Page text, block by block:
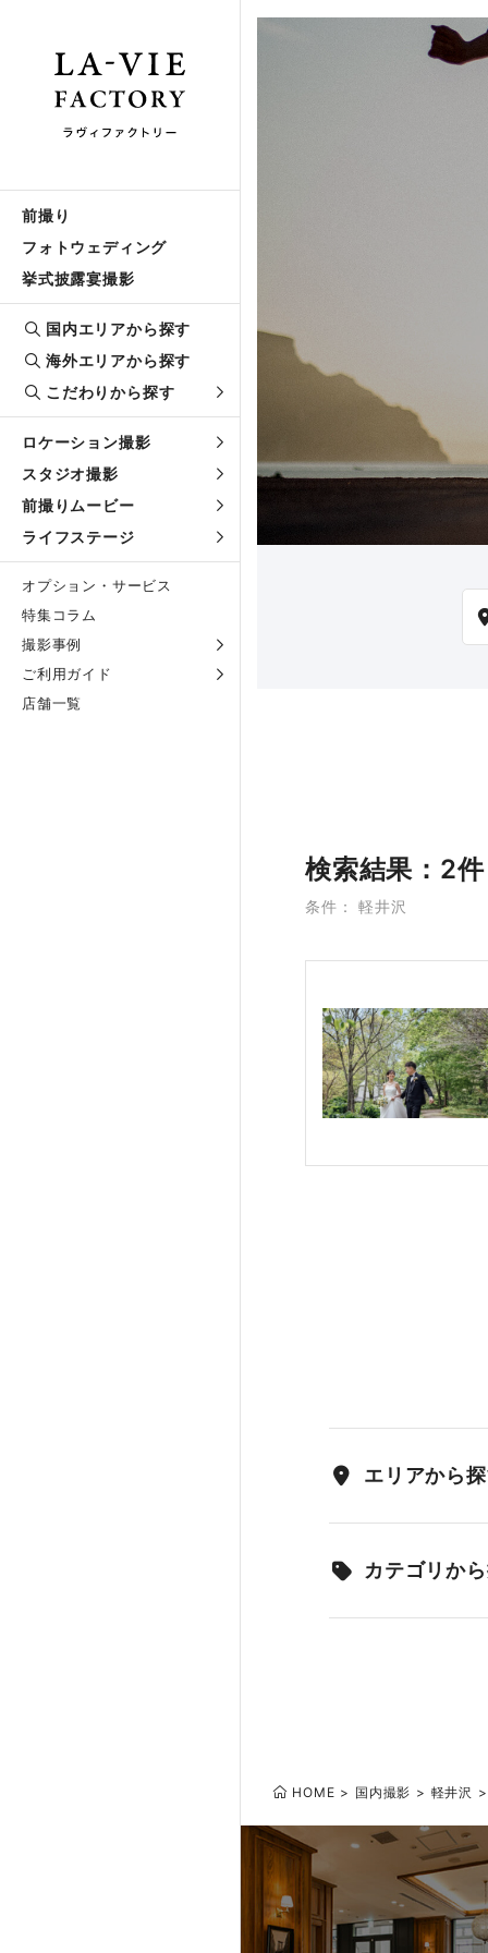
前撮り
フォトウェディング
挙式披露宴撮影
国内エリアから探す
海外エリアから探す
こだわりから探す
ロケーション撮影
スタジオ撮影
前撮りムービー
ライフステージ
オプション・サービス
特集コラム
撮影事例
ご利用ガイド
店舗一覧
検索結果：2件
条件： 軽井沢
エリアから
カテゴリか
HOME 国内撮影 軽井沢